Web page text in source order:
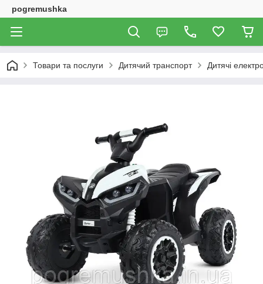
pogremushka
Товари та послуги Дитячий транспорт Дитячі